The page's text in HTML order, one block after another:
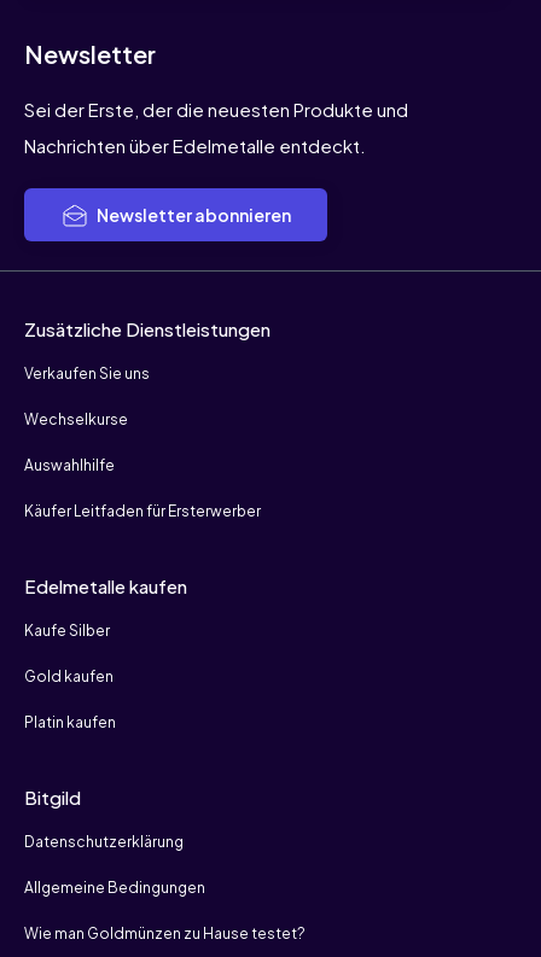
Newsletter
Sei der Erste, der die neuesten Produkte und
Nachrichten über Edelmetalle entdeckt.
Newsletter abonnieren
Zusätzliche Dienstleistungen
Verkaufen Sie uns
Wechselkurse
Auswahlhilfe
Käufer Leitfaden für Ersterwerber
Edelmetalle kaufen
Kaufe Silber
Gold kaufen
Platin kaufen
Bitgild
Datenschutzerklärung
Allgemeine Bedingungen
Wie man Goldmünzen zu Hause testet?